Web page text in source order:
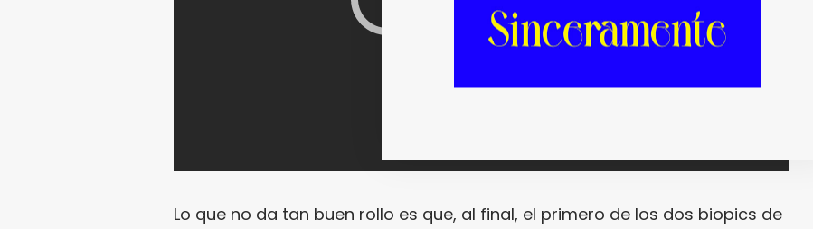
Lo que no da tan buen rollo es que, al final, el primero de los dos biopics de